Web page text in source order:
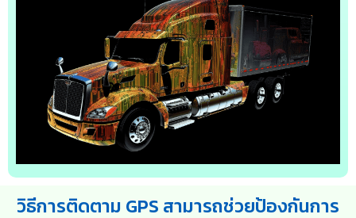
วิธีการติดตาม GPS สามารถช่วยป้องกันการ